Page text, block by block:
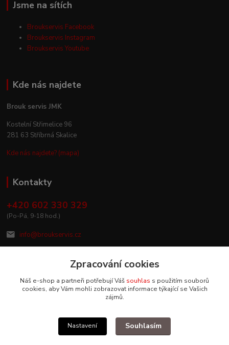
Jsme na sítích
Broukservis Facebook
Broukservis Instagram
Broukservis Youtube
Kde nás najdete
Brouk servis JMK
Kostelní Střimelice 96
281 63 Stříbrná Skalice
Kde nás najdete? (mapa)
Kontakty
+420 602 330 329
(Po-Pá, 9-18 hod.)
info@broukservis.cz
Upravit sběr cookies.
Zpracování cookies
Náš e-shop a partneři potřebují Váš souhlas s použitím souborů
cookies, aby Vám mohli zobrazovat informace týkající se Vašich
zájmů.
Nastavení Souhlasím